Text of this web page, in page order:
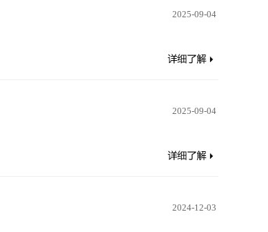
2025-09-04
2025-09-04
2024-12-03